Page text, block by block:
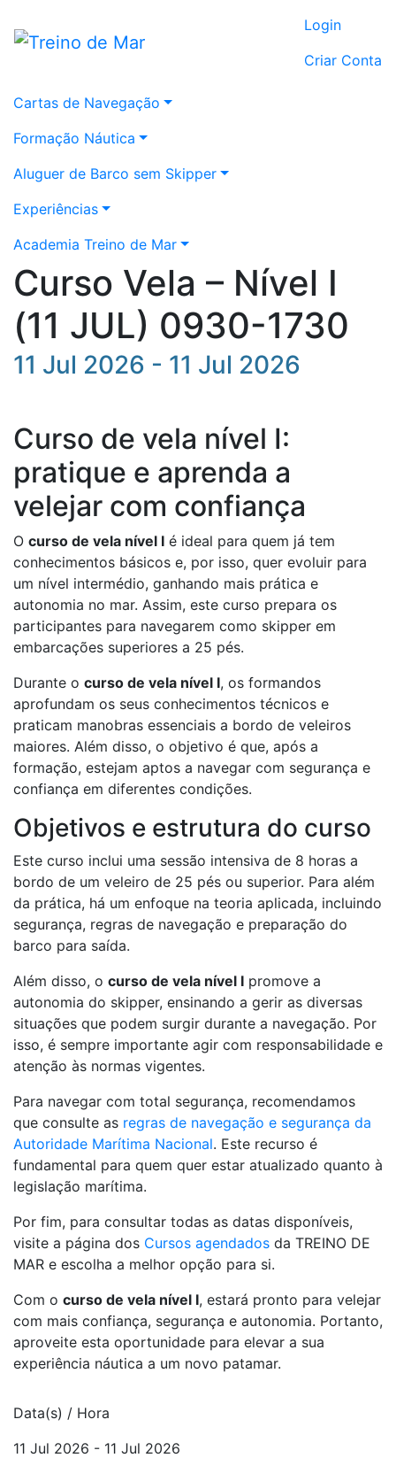
Login
Criar Conta
Cartas de Navegação
Formação Náutica
Aluguer de Barco sem Skipper
Experiências
Academia Treino de Mar
Curso Vela – Nível I
(11 JUL) 0930-1730
11 Jul 2026 - 11 Jul 2026
Curso de vela nível I:
pratique e aprenda a
velejar com confiança
O curso de vela nível I é ideal para quem já tem
conhecimentos básicos e, por isso, quer evoluir para
um nível intermédio, ganhando mais prática e
autonomia no mar. Assim, este curso prepara os
participantes para navegarem como skipper em
embarcações superiores a 25 pés.
Durante o curso de vela nível I, os formandos
aprofundam os seus conhecimentos técnicos e
praticam manobras essenciais a bordo de veleiros
maiores. Além disso, o objetivo é que, após a
formação, estejam aptos a navegar com segurança e
confiança em diferentes condições.
Objetivos e estrutura do curso
Este curso inclui uma sessão intensiva de 8 horas a
bordo de um veleiro de 25 pés ou superior. Para além
da prática, há um enfoque na teoria aplicada, incluindo
segurança, regras de navegação e preparação do
barco para saída.
Além disso, o curso de vela nível I promove a
autonomia do skipper, ensinando a gerir as diversas
situações que podem surgir durante a navegação. Por
isso, é sempre importante agir com responsabilidade e
atenção às normas vigentes.
Para navegar com total segurança, recomendamos
que consulte as regras de navegação e segurança da
Autoridade Marítima Nacional. Este recurso é
fundamental para quem quer estar atualizado quanto à
legislação marítima.
Por fim, para consultar todas as datas disponíveis,
visite a página dos Cursos agendados da TREINO DE
MAR e escolha a melhor opção para si.
Com o curso de vela nível I, estará pronto para velejar
com mais confiança, segurança e autonomia. Portanto,
aproveite esta oportunidade para elevar a sua
experiência náutica a um novo patamar.
Data(s) / Hora
11 Jul 2026 - 11 Jul 2026